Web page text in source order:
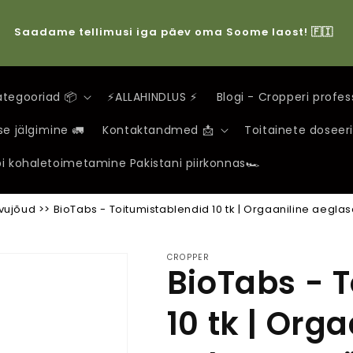
Saadame tellimusi iga päev oma Soome laost! 🇫🇮
📦 ⚡️ALLAHINDLUS ⚡️ Blogi - Cropperi
jälgimine 🚛 Kontaktandmed 📩 Toitainete
kohaletoimetamine Pakistani piirkonnas🏎️
>> BioTabs - Toitumistablendid 10 tk | Orgaaniline
CROPPER
BioTabs -
10 tk |